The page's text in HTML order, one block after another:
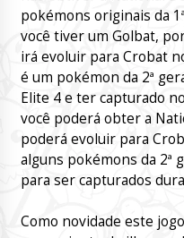
pokémons originais da
você tiver um Golbat,
irá evoluir para Crobat
é um pokémon da 2ª
Elite 4 e ter capturado
você poderá obter a
poderá evoluir para
alguns pokémons da 2ª
para ser capturados
Como novidade este